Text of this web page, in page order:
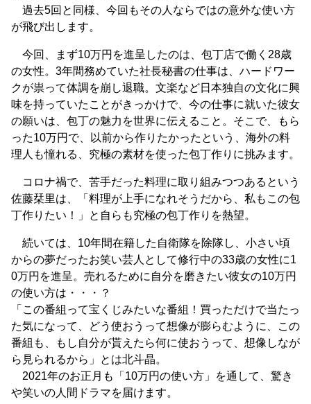
過去5回と同様、今回もその人ならではの意外な使い方
が飛び出します。
今回、まず10万円を進呈したのは、包丁店で働く28歳
の女性。3年間務めていた社長秘書の仕事は、ハードワー
クが祟って体調を崩し退職。文楽など日本独自の文化に興
味を持っていたことがきっかけで、今の仕事に就いた彼女
の願いは、包丁の魅力を世界に伝えること。そこで、もら
った10万円で、以前から作りたかったという、海外の料
理人も憧れる、究極の素材を使った包丁作りに挑みます。
コロナ禍で、苦手だった料理に取り組みつつあるという
佐藤栞里は、「料理が上手になれそうだから、私もこの包
丁作りたい！」と自らも究極の包丁作りを熱望。
続いては、10年間在籍した自衛隊を除隊し、小さい頃
からの夢だったお笑い芸人として修行中の33歳の女性に1
0万円を進呈。売れるために自分を磨きたい彼女の10万円
の使い方は・・・？
「この番組って宝くじみたいな番組！買っただけで当たっ
た気になって、どう使おうって想像が膨らむように、この
番組も、もし自分が貰えたら何に使おうって、想像しなが
ら見られるから」とは北斗晶。
2021年のお正月も「10万円の使い方」を通して、驚き
や笑いの人間ドラマを届けます。